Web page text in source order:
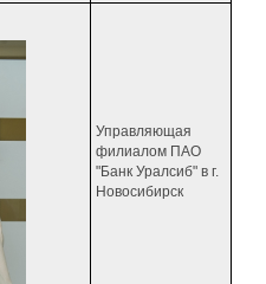
Управляющая
филиалом ПАО
"Банк Уралсиб" в г.
Новосибирск